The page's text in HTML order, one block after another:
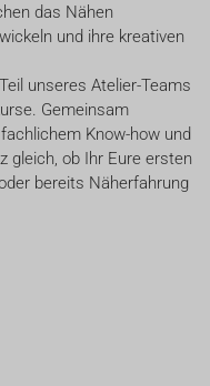
das Nähen
und ihre kreativen
unseres Atelier-Teams
Gemeinsam
Know-how und
gleich, ob Ihr Eure ersten
bereits Näherfahrung